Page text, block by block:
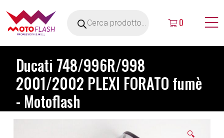
0
Ducati 748/996R/998
2001/2002 PLEXI FORATO fumè
- Motoflash
🔍